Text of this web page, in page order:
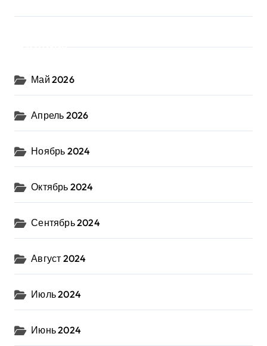
Май 2026
Апрель 2026
Ноябрь 2024
Октябрь 2024
Сентябрь 2024
Август 2024
Июль 2024
Июнь 2024